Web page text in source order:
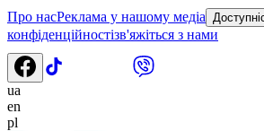
Про насРеклама у нашому медіа
конфіденційностізв'яжіться з нами
ua
en
pl